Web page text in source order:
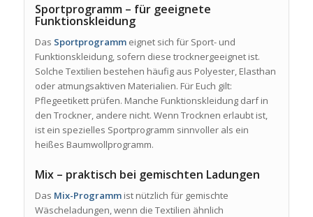
Sportprogramm – für geeignete
Funktionskleidung
Das Sportprogrammeignet sich für Sport- und
Funktionskleidung, sofern diese trocknergeeignet ist.
Solche Textilien bestehen häufig aus Polyester, Elasthan
oder atmungsaktiven Materialien. Für Euch gilt:
Pflegeetikett prüfen. Manche Funktionskleidung darf in
den Trockner, andere nicht. Wenn Trocknen erlaubt ist,
ist ein spezielles Sportprogramm sinnvoller als ein
heißes Baumwollprogramm.
Mix – praktisch bei gemischten Ladungen
Das Mix-Programmist nützlich für gemischte
Wäscheladungen, wenn die Textilien ähnlich